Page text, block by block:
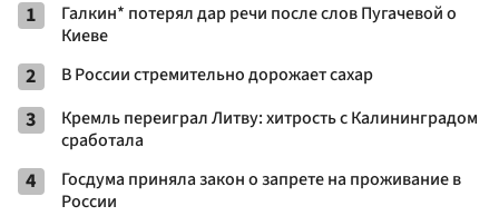
1
Галкин* потерял дар речи после слов Пугачевой о
Киеве
2 В России стремительно дорожает сахар
3
Кремль переиграл Литву: хитрость с Калининградом
сработала
4
Госдума приняла закон о запрете на проживание в
России